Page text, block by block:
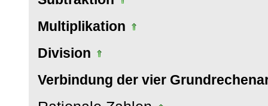
Multiplikation
Division
Verbindung der vier